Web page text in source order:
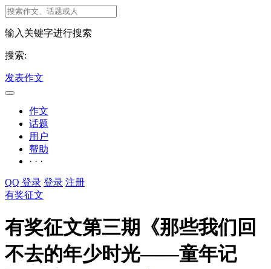
输入关键字进行搜索
搜索:
发表作文
作文
话题
用户
帮助
· · ·
QQ 登录 登录 注册
有奖征文
有奖征文第三期《那些我们回
不去的年少时光——童年记